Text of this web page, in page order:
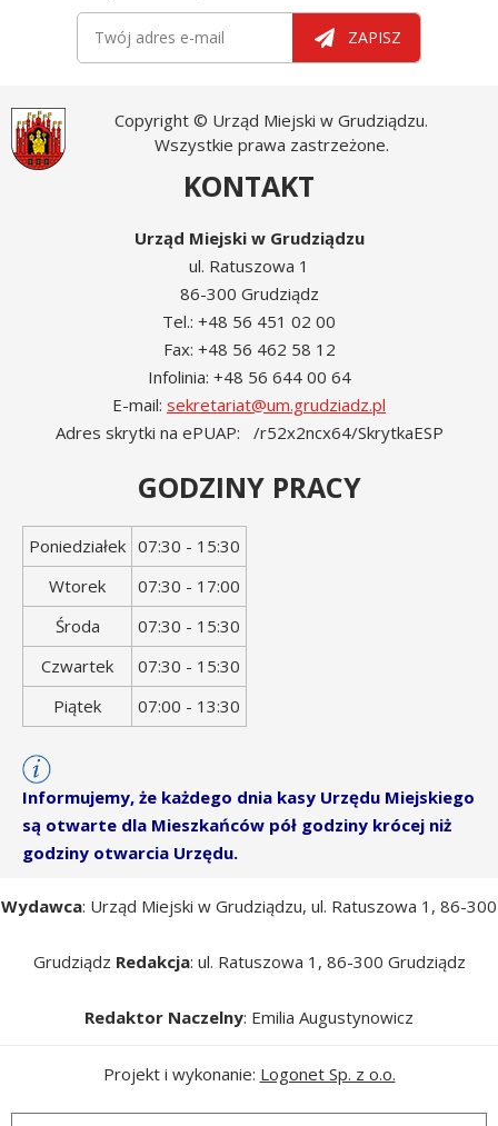
Newsletter
Twój adres e-mail
ZAPISZ
Copyright © Urząd Miejski w Grudziądzu.
Wszystkie prawa zastrzeżone.
KONTAKT
Urząd Miejski w Grudziądzu
ul. Ratuszowa 1
86-300 Grudziądz
Tel.: +48 56 451 02 00
Fax: +48 56 462 58 12
Infolinia: +48 56 644 00 64
E-mail: sekretariat@um.grudziadz.pl
Adres skrytki na ePUAP: /r52x2ncx64/SkrytkaESP
GODZINY PRACY
Dzień
tygodnia
Godziny
otwarcia
Poniedziałek 07:30 - 15:30
Wtorek
07:30 - 17:00
Środa
07:30 - 15:30
Czwartek
07:30 - 15:30
Piątek
07:00 - 13:30
Informujemy, że każdego dnia kasy Urzędu Miejskiego
są otwarte dla Mieszkańców pół godziny krócej niż
godziny otwarcia Urzędu.
Wydawca: Urząd Miejski w Grudziądzu, ul. Ratuszowa 1, 86-300
Grudziądz Redakcja: ul. Ratuszowa 1, 86-300 Grudziądz
Redaktor Naczelny: Emilia Augustynowicz
Projekt i wykonanie: Logonet Sp. z o.o.